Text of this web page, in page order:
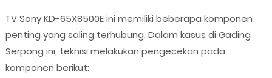
TV Sony KD-65X8500E ini memiliki beberapa komponen
penting yang saling terhubung. Dalam kasus di Gading
Serpong ini, teknisi melakukan pengecekan pada
komponen berikut: